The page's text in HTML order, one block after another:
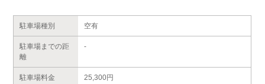
駐車場種別 空有
駐車場までの距
離
-
駐車場料金 25,300円